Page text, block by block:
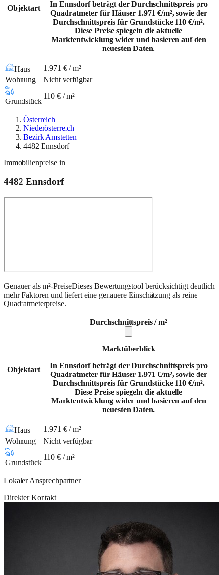
Objektart
In Ennsdorf beträgt der Durchschnittspreis pro
Quadratmeter für Häuser 1.971 €/m², sowie der
Durchschnittspreis für Grundstücke 110 €/m².
Diese Preise spiegeln die aktuelle
Marktentwicklung wider und basieren auf den
neuesten Daten.
Haus
1.971 € / m²
Wohnung
Nicht verfügbar
Grundstück
110 € / m²
Österreich
Niederösterreich
Bezirk Amstetten
4482 Ennsdorf
Immobilienpreise in
4482 Ennsdorf
Genauer als m²-PreiseDieses Bewertungstool berücksichtigt deutlich
mehr Faktoren und liefert eine genauere Einschätzung als reine
Quadratmeterpreise.
Objektart
Durchschnittspreis / m²
Marktüberblick
In Ennsdorf beträgt der Durchschnittspreis pro
Quadratmeter für Häuser 1.971 €/m², sowie der
Durchschnittspreis für Grundstücke 110 €/m².
Diese Preise spiegeln die aktuelle
Marktentwicklung wider und basieren auf den
neuesten Daten.
Haus
1.971 € / m²
Wohnung
Nicht verfügbar
Grundstück
110 € / m²
Lokaler Ansprechpartner
Direkter Kontakt